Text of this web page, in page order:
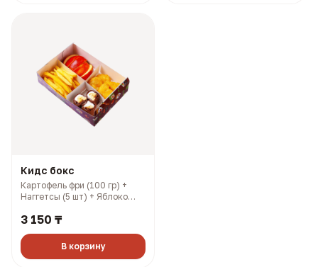
Кидс бокс
Картофель фри (100 гр) +
Наггетсы (5 шт) + Яблоко
ролл (3 шт) (376 гр, 1040
3 150 ₸
В корзину